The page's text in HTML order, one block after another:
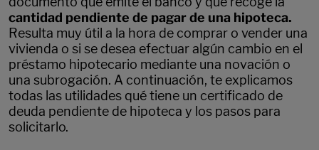
cantidad pendiente de pagar de una hipoteca.
Resulta muy útil a la hora de comprar o vender una
vivienda o si se desea efectuar algún cambio en el
préstamo hipotecario mediante una novación o
una subrogación. A continuación, te explicamos
todas las utilidades qué tiene un certificado de
deuda pendiente de hipoteca y los pasos para
solicitarlo.